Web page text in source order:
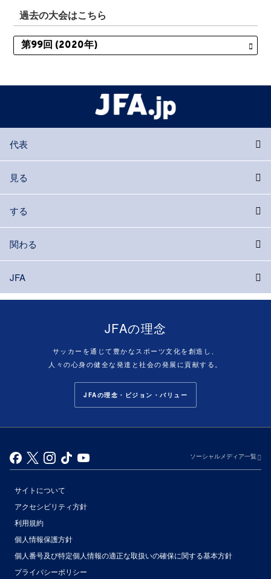
過去の大会はこちら
代表
見る
する
関わる
JFA
JFAの理念
サッカーを通じて豊かなスポーツ文化を創造し、
人々の心身の健全な発達と社会の発展に貢献する。
JFAの理念・ビジョン・バリュー
ソーシャルメディア一覧
サイトについて
アクセシビリティ方針
利用規約
個人情報保護方針
個人番号及び特定個人情報の適正な取扱いの確保に関する基本方針
プライバシーポリシー